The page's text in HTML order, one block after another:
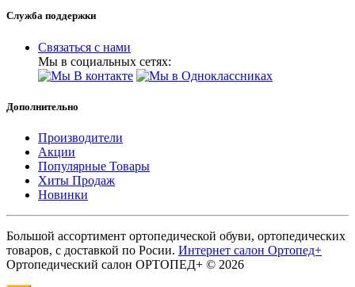
Служба поддержки
Связаться с нами
Мы в социальных сетях:
Дополнительно
Производители
Акции
Популярные Товары
Хиты Продаж
Новинки
Большой ассортимент ортопедической обуви, ортопедических
товаров, с доставкой по Росии. Интернет салон Ортопед+
Ортопедический салон ОРТОПЕД+ © 2026